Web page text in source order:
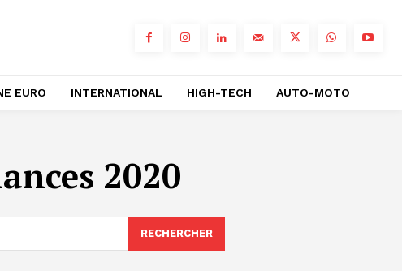
EURO INTERNATIONAL HIGH-TECH AUTO-MOTO
2020
RECHERCHER